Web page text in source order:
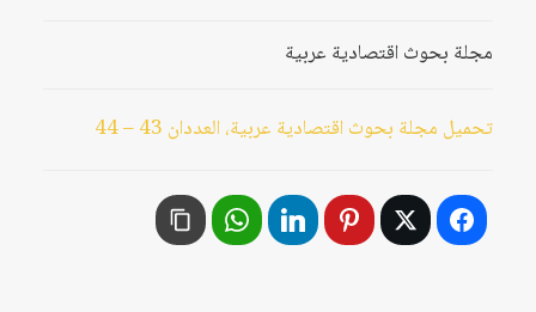
مجلة بحوث اقتصادية عربية
تحميل مجلة بحوث اقتصادية عربية، العددان 43 – 44